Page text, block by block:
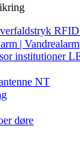
| Vandrealarm
døre